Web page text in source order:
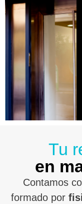
Tu
en
Contamos
formado por